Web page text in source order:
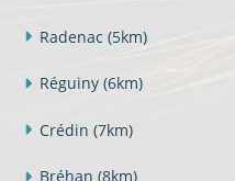
Radenac (5km)
Réguiny (6km)
Crédin (7km)
Bréhan (8km)